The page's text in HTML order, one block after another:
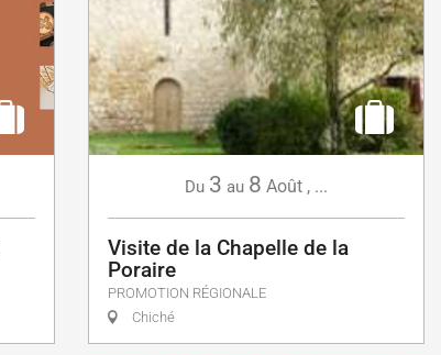
Du 3 au 8 Août , ...
Visite de la Chapelle de la
Poraire
PROMOTION RÉGIONALE
Chiché